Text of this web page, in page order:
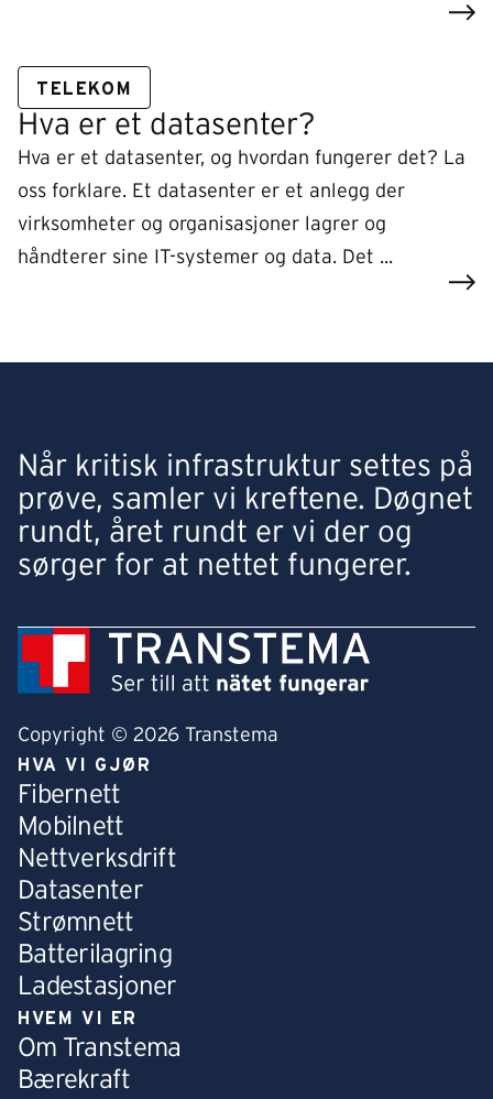
TELEKOM
Hva er et datasenter?
Hva er et datasenter, og hvordan fungerer det? La
oss forklare. Et datasenter er et anlegg der
virksomheter og organisasjoner lagrer og
håndterer sine IT-systemer og data. Det ...
Når kritisk infrastruktur settes på
prøve, samler vi kreftene. Døgnet
rundt, året rundt er vi der og
sørger for at nettet fungerer.
Copyright © 2026 Transtema
HVA VI GJØR
Fibernett
Mobilnett
Nettverksdrift
Datasenter
Strømnett
Batterilagring
Ladestasjoner
HVEM VI ER
Om Transtema
Bærekraft